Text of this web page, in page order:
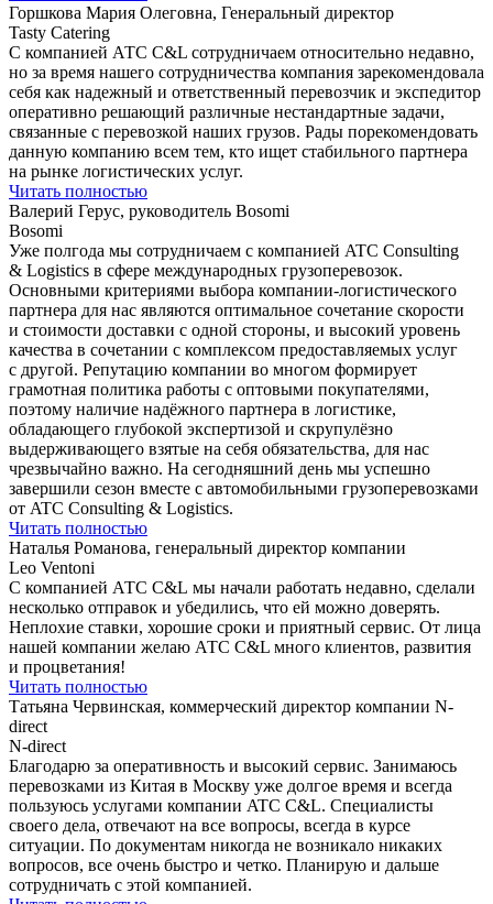
Горшкова Мария Олеговна, Генеральный директор
Tasty Catering
С компанией АТС С&L сотрудничаем относительно недавно,
но за время нашего сотрудничества компания зарекомендовала
себя как надежный и ответственный перевозчик и экспедитор
оперативно решающий различные нестандартные задачи,
связанные с перевозкой наших грузов. Рады порекомендовать
данную компанию всем тем, кто ищет стабильного партнера
на рынке логистических услуг.
Читать полностью
Валерий Герус, руководитель Bosomi
Bosomi
Уже полгода мы сотрудничаем с компанией ATC Consulting
& Logistics в сфере международных грузоперевозок.
Основными критериями выбора компании-логистического
партнера для нас являются оптимальное сочетание скорости
и стоимости доставки с одной стороны, и высокий уровень
качества в сочетании с комплексом предоставляемых услуг
с другой. Репутацию компании во многом формирует
грамотная политика работы с оптовыми покупателями,
поэтому наличие надёжного партнера в логистике,
обладающего глубокой экспертизой и скрупулёзно
выдерживающего взятые на себя обязательства, для нас
чрезвычайно важно. На сегодняшний день мы успешно
завершили сезон вместе с автомобильными грузоперевозками
от ATC Consulting & Logistics.
Читать полностью
Наталья Романова, генеральный директор компании
Leo Ventoni
С компанией АТС C&L мы начали работать недавно, сделали
несколько отправок и убедились, что ей можно доверять.
Неплохие ставки, хорошие сроки и приятный сервис. От лица
нашей компании желаю АТС C&L много клиентов, развития
и процветания!
Читать полностью
Татьяна Червинская, коммерческий директор компании N-
direct
N-direct
Благодарю за оперативность и высокий сервис. Занимаюсь
перевозками из Китая в Москву уже долгое время и всегда
пользуюсь услугами компании ATC С&L. Специалисты
своего дела, отвечают на все вопросы, всегда в курсе
ситуации. По документам никогда не возникало никаких
вопросов, все очень быстро и четко. Планирую и дальше
сотрудничать c этой компанией.